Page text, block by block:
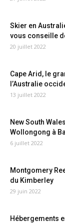
Skier en
vous conseille
20 juillet 2022
Cape Arid, le
l’Australie
13 juillet 2022
New South
Wollongong à
6 juillet 2022
Montgomery
du Kimberley
29 juin 2022
Hébergements